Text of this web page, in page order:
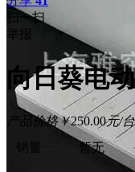
扫一扫
举报
向日葵电
产品价格￥250.00元/台
销量
暂无